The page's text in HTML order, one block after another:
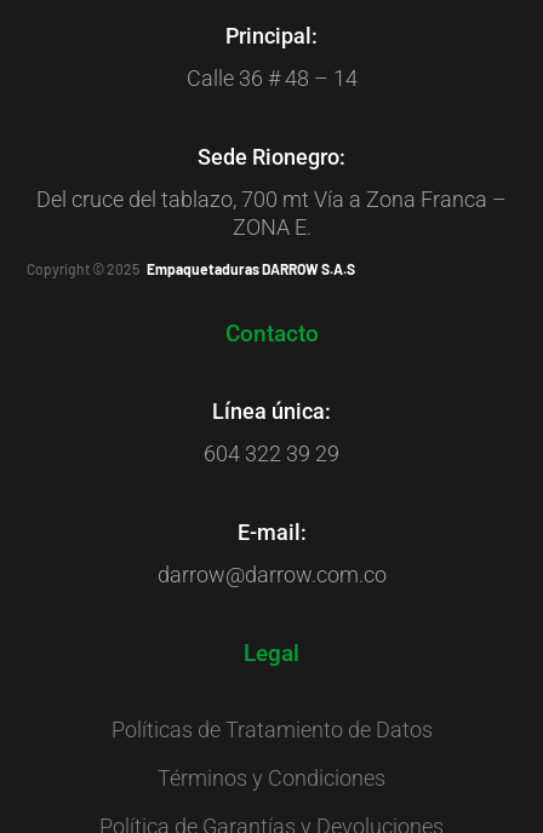
Principal:
Calle 36 # 48 – 14
Sede Rionegro:
Del cruce del tablazo, 700 mt Vía a Zona Franca –
ZONA E.
Copyright © 2025Empaquetaduras DARROW S.A.S
Contacto
Línea única:
604 322 39 29
E-mail:
darrow@darrow.com.co
Legal
Políticas de Tratamiento de Datos
Términos y Condiciones
Política de Garantías y Devoluciones